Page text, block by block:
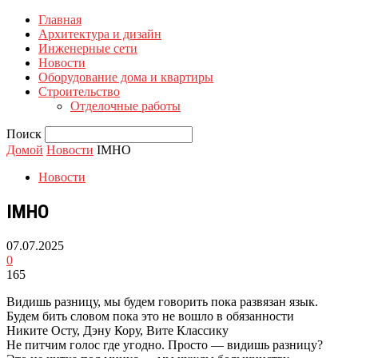
Главная
Архитектура и дизайн
Инженерные сети
Новости
Оборудование дома и квартиры
Строительство
Отделочные работы
Поиск
Домой Новости IMHO
Новости
IMHO
07.07.2025
0
165
Видишь разницу, мы будем говорить пока развязан язык.
Будем бить словом пока это не вошло в обязанности
Никите Осту, Дэну Кору, Вите Классику
Не питчим голос где угодно. Просто — видишь разницу?